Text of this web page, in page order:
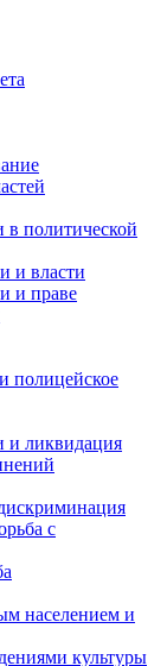
в политической
и власти
и праве
полицейское
и ликвидация
с
населением и
культуры